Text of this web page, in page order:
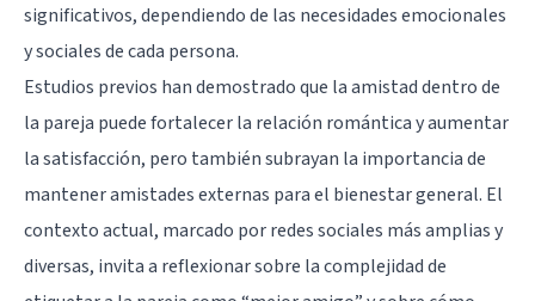
significativos, dependiendo de las necesidades emocionales
y sociales de cada persona.
Estudios previos han demostrado que la amistad dentro de
la pareja puede fortalecer la relación romántica y aumentar
la satisfacción, pero también subrayan la importancia de
mantener amistades externas para el bienestar general. El
contexto actual, marcado por redes sociales más amplias y
diversas, invita a reflexionar sobre la complejidad de